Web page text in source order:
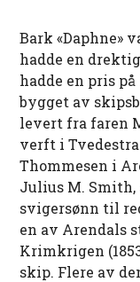
Bark «Daphne»
hadde en
hadde en pris
bygget av
levert fra faren
verft i
Thommesen i
Julius M.
svigersønn til
en av Arendals
Krimkrigen
skip. Flere av